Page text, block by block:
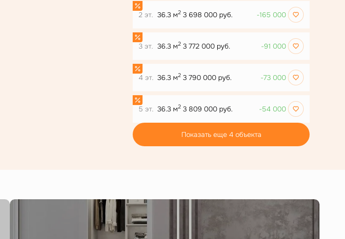
2 эт. 36.3 м2 3 698 000 руб. -165 000
3 эт. 36.3 м2 3 772 000 руб. -91 000
4 эт. 36.3 м2 3 790 000 руб. -73 000
5 эт. 36.3 м2 3 809 000 руб. -54 000
Показать еще 4 объектa